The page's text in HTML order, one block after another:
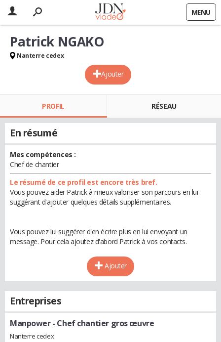
MENU
Ajouter
Patrick NGAKO
Nanterre cedex
PROFIL RÉSEAU
En résumé
Mes compétences :
Chef de chantier
Le résumé de ce profil est encore très bref.
Vous pouvez aider Patrick à mieux valoriser son parcours en lui
suggérant d'ajouter quelques détails supplémentaires.
Vous pouvez lui suggérer d'en écrire plus en lui envoyant un
message. Pour cela ajoutez d'abord Patrick à vos contacts.
Ajouter
Entreprises
Manpower- Chef chantier gros œuvre
Nanterre cedex